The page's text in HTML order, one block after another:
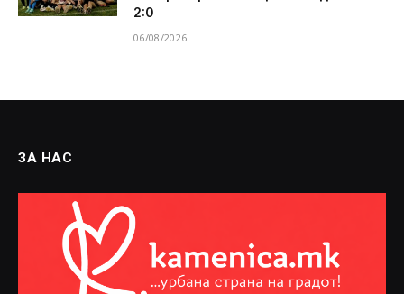
2:0
06/08/2026
ЗА НАС